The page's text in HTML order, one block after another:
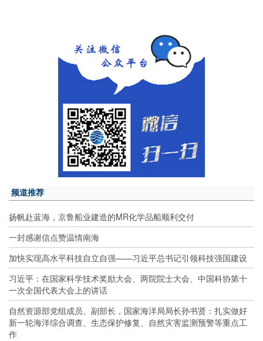
频道推荐
扬帆赴蓝海，京鲁船业建造的MR化学品船顺利交付
一封感谢信点赞温情南海
加快实现高水平科技自立自强——习近平总书记引领科技强国建设
习近平：在国家科学技术奖励大会、两院院士大会、中国科协第十
一次全国代表大会上的讲话
自然资源部党组成员、副部长，国家海洋局局长孙书贤：扎实做好
新一轮海洋综合调查、生态保护修复、自然灾害监测预警等重点工
作